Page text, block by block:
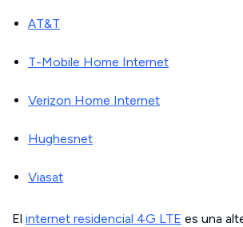
AT&T
T-Mobile Home Internet
Verizon Home Internet
Hughesnet
Viasat
El internet residencial 4G LTE es una